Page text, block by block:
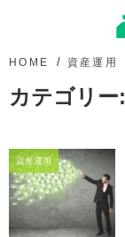
HOME 資産運用
カテゴリー:
資産運用